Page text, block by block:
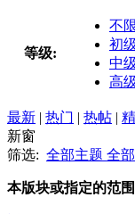
等级:
不
初
中
高
最新 | 热门 | 热帖 |
新窗
筛选: 全部主题 全
本版块或指定的范